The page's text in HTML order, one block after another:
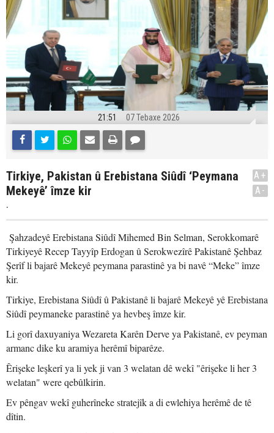
21:51 07 Tebaxe 2026
Tirkiye, Pakistan û Erebistana Siûdî ‘Peymana
Mekeyê’ îmze kir
.
A+
A-
Şahzadeyê Erebistana Siûdî Mihemed Bin Selman, Serokkomarê
Tirkiyeyê Recep Tayyîp Erdogan û Serokwezîrê Pakistanê Şehbaz
Şerîf li bajarê Mekeyê peymana parastinê ya bi navê “Meke” îmze
kir.
Tirkiye, Erebistana Siûdî û Pakistanê li bajarê Mekeyê yê Erebistana
Siûdî peymaneke parastinê ya hevbeş îmze kir.
Li gorî daxuyaniya Wezareta Karên Derve ya Pakistanê, ev peyman
armanc dike ku aramiya herêmî biparêze.
Êrişeke leşkerî ya li yek ji van 3 welatan dê wekî "êrişeke li her 3
welatan" were qebûlkirin.
Ev pêngav wekî guherîneke stratejîk a di ewlehiya herêmê de tê
dîtin.